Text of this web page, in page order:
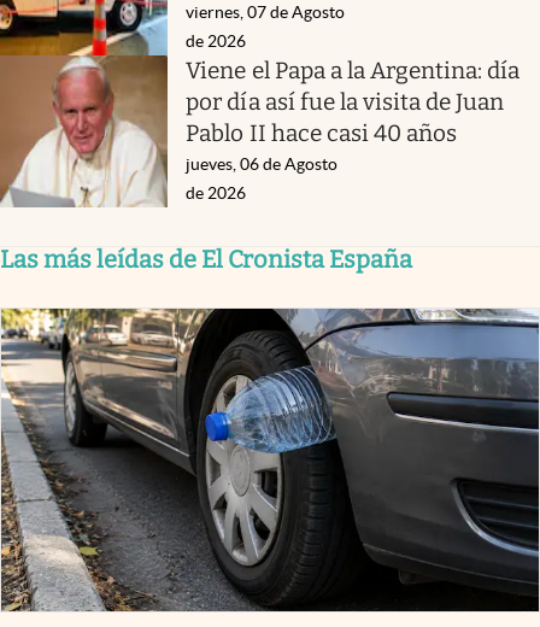
viernes, 07 de Agosto
de 2026
Viene el Papa a la Argentina: día
por día así fue la visita de Juan
Pablo II hace casi 40 años
jueves, 06 de Agosto
de 2026
Las más leídas de El Cronista España